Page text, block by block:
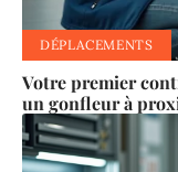
DÉPLACEMENTS
Votre premier
un gonfleur à